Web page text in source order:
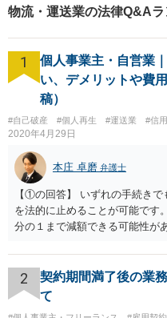
幅広く
ます。
い。
物流・運送業の法律Q&A
1
個人事業主・自営業
い、デメリットや費
稿）
#自己破産 #個人再生 #運送業 #信
2020年4月29日
本庄 卓磨 弁護士
【①の回答】 いずれの手続き
を法的に止めることが可能です
分の１まで減額できる可能性が
理的抵抗が小さい（個人差あり
の滞納分を除き，借金を返済
人再生・破産ともに，信用情報
ト）として登録されますので，
2
契約期間満了後の業
て